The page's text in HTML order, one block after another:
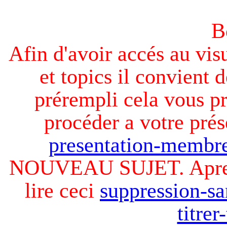
Afin d'avoir accés au
et topics il convient
prérempli cela vous
procéder a votre
presentation-
NOUVEAU SUJET.
lire ceci suppression-